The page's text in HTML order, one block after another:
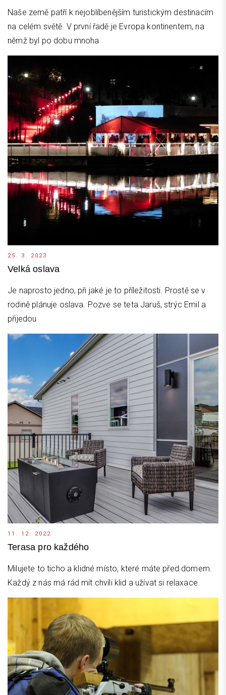
Naše země patří k nejoblíbenějším turistickým destinacím
na celém světě. V první řadě je Evropa kontinentem, na
němž byl po dobu mnoha
25. 3. 2023
Velká oslava
Je naprosto jedno, při jaké je to příležitosti. Prostě se v
rodině plánuje oslava. Pozve se teta Jaruš, strýc Emil a
přijedou
11. 12. 2022
Terasa pro každého
Milujete to ticho a klidné místo, které máte před domem.
Každý z nás má rád mít chvíli klid a užívat si relaxace.